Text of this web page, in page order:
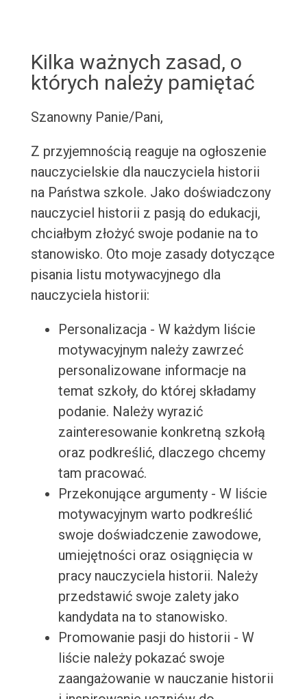
Kilka ważnych zasad, o
których należy pamiętać
Szanowny Panie/Pani,
Z przyjemnością reaguje na ogłoszenie
nauczycielskie dla nauczyciela historii
na Państwa szkole. Jako doświadczony
nauczyciel historii z pasją do edukacji,
chciałbym złożyć swoje podanie na to
stanowisko. Oto moje zasady dotyczące
pisania listu motywacyjnego dla
nauczyciela historii:
Personalizacja - W każdym liście
motywacyjnym należy zawrzeć
personalizowane informacje na
temat szkoły, do której składamy
podanie. Należy wyrazić
zainteresowanie konkretną szkołą
oraz podkreślić, dlaczego chcemy
tam pracować.
Przekonujące argumenty - W liście
motywacyjnym warto podkreślić
swoje doświadczenie zawodowe,
umiejętności oraz osiągnięcia w
pracy nauczyciela historii. Należy
przedstawić swoje zalety jako
kandydata na to stanowisko.
Promowanie pasji do historii - W
liście należy pokazać swoje
zaangażowanie w nauczanie historii